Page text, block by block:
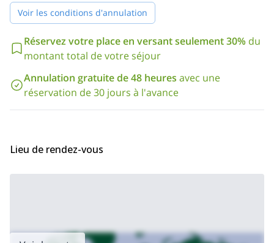
tous les dimanches/lundi et les mercredis/jeudis.
S'il vous plaît, contactez-moi si vous voulez faire partie de ce
programme d'escalade de 2 jours. Je serai heureux d'être votre
guide sur ce puissant sommet slovène !
Voir les conditions d'annulation
Réservez votre place en versant seulement 30% du
montant total de votre séjour
Annulation gratuite de 48 heures avec une
réservation de 30 jours à l'avance
Lieu de rendez-vous